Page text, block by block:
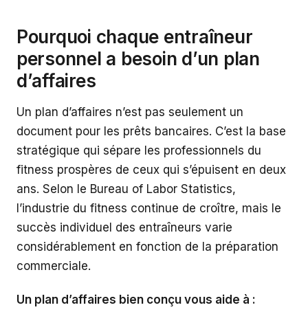
Pourquoi chaque entraîneur
personnel a besoin d’un plan
d’affaires
Un plan d’affaires n’est pas seulement un
document pour les prêts bancaires. C’est la base
stratégique qui sépare les professionnels du
fitness prospères de ceux qui s’épuisent en deux
ans. Selon le Bureau of Labor Statistics,
l’industrie du fitness continue de croître, mais le
succès individuel des entraîneurs varie
considérablement en fonction de la préparation
commerciale.
Un plan d’affaires bien conçu vous aide à :